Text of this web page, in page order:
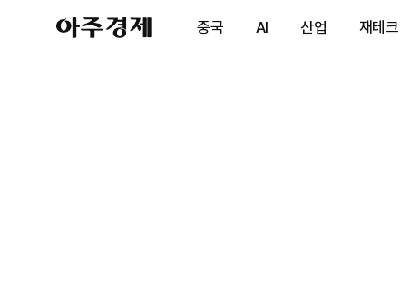
아
주
제
중국 AI 산업 재테크